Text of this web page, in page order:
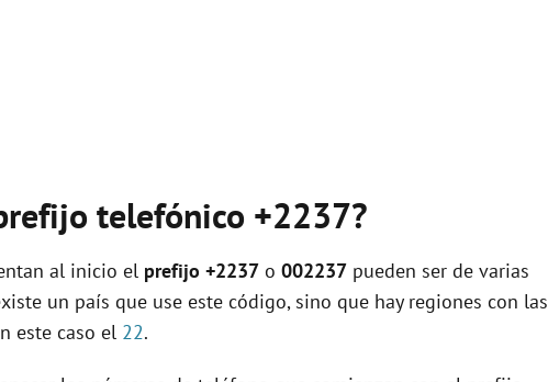
telefónico +2237?
al inicio el prefijo +2237 o 002237 pueden ser de varias
un país que use este código, sino que hay regiones con las
este caso el 22.